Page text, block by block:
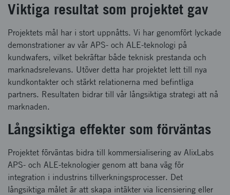
Viktiga resultat som projektet gav
Projektets mål har i stort uppnåtts. Vi har genomfört lyckade
demonstrationer av vår APS- och ALE-teknologi på
kundwafers, vilket bekräftar både teknisk prestanda och
marknadsrelevans. Utöver detta har projektet lett till nya
kundkontakter och stärkt relationerna med befintliga
partners. Resultaten bidrar till vår långsiktiga strategi att nå
marknaden.
Långsiktiga effekter som förväntas
Projektet förväntas bidra till kommersialisering av AlixLabs
APS- och ALE-teknologier genom att bana väg för
integration i industrins tillverkningsprocesser. Det
långsiktiga målet är att skapa intäkter via licensiering eller